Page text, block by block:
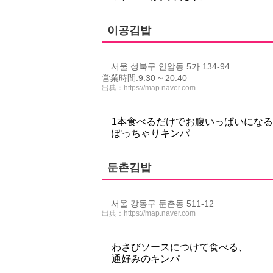
이공김밥
서울 성북구 안암동 5가 134-94
営業時間:9:30 ~ 20:40
出典： https://map.naver.com
1本食べるだけでお腹いっぱいにな
ぽっちゃりキンパ
둔촌김밥
서울 강동구 둔촌동 511-12
出典： https://map.naver.com
わさびソースにつけて食べる、
通好みのキンパ